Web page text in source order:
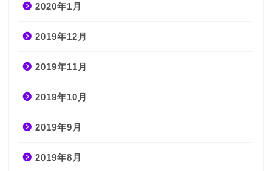
2020年1月
2019年12月
2019年11月
2019年10月
2019年9月
2019年8月